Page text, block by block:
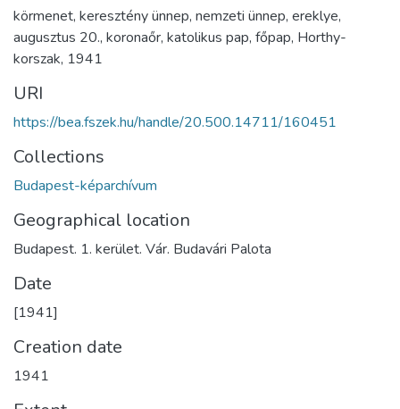
körmenet, keresztény ünnep, nemzeti ünnep, ereklye,
augusztus 20., koronaőr, katolikus pap, főpap, Horthy-
korszak, 1941
URI
https://bea.fszek.hu/handle/20.500.14711/160451
Collections
Budapest-képarchívum
Geographical location
Budapest. 1. kerület. Vár. Budavári Palota
Date
[1941]
Creation date
1941